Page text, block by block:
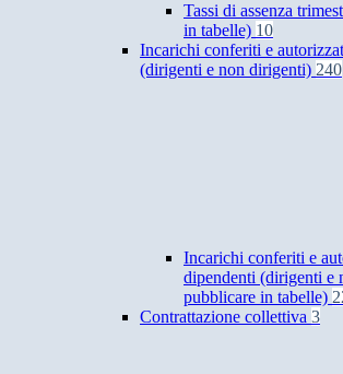
Tassi di assenza
in tabelle) 10
Incarichi conferiti e
(dirigenti e non dirigenti) 240
Incarichi conferiti e
dipendenti (dirigenti e
pubblicare in tabelle)
Contrattazione collettiva 3